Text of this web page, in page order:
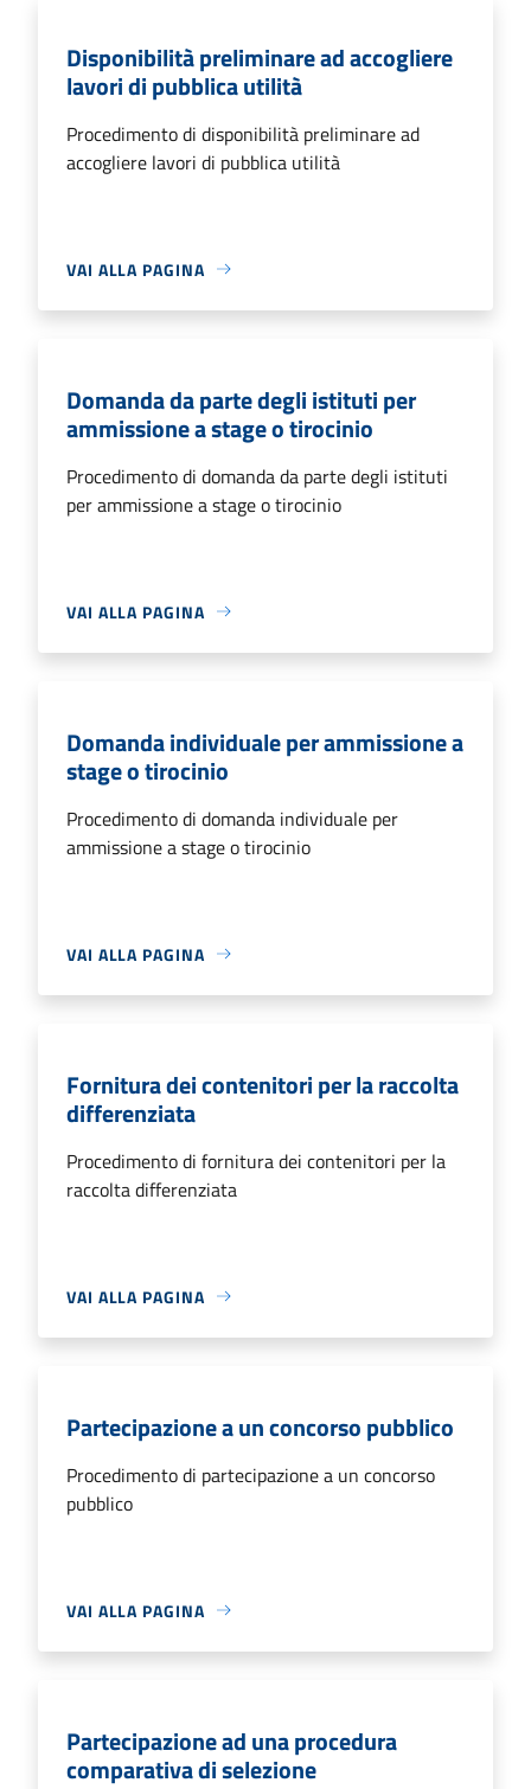
Disponibilità preliminare ad accogliere
lavori di pubblica utilità
Procedimento di disponibilità preliminare ad
accogliere lavori di pubblica utilità
VAI ALLA PAGINA
Domanda da parte degli istituti per
ammissione a stage o tirocinio
Procedimento di domanda da parte degli istituti
per ammissione a stage o tirocinio
VAI ALLA PAGINA
Domanda individuale per ammissione a
stage o tirocinio
Procedimento di domanda individuale per
ammissione a stage o tirocinio
VAI ALLA PAGINA
Fornitura dei contenitori per la raccolta
differenziata
Procedimento di fornitura dei contenitori per la
raccolta differenziata
VAI ALLA PAGINA
Partecipazione a un concorso pubblico
Procedimento di partecipazione a un concorso
pubblico
VAI ALLA PAGINA
Partecipazione ad una procedura
comparativa di selezione